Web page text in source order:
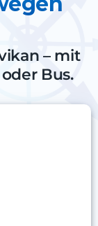
– mit
Bus.